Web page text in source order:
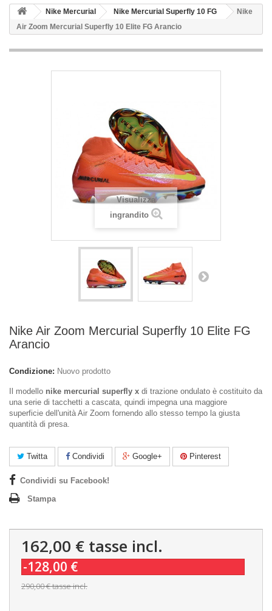
Nike Mercurial Nike Mercurial Superfly 10 FG
Nike
Air Zoom Mercurial Superfly 10 Elite FG Arancio
Visualizza
ingrandito
Nike Air Zoom Mercurial Superfly 10 Elite FG
Arancio
Condizione: Nuovo prodotto
Il modello nike mercurial superfly x di trazione ondulato è costituito da
una serie di tacchetti a cascata, quindi impegna una maggiore
superficie dell'unità Air Zoom fornendo allo stesso tempo la giusta
quantità di presa.
Twitta Condividi Google+ Pinterest
Condividi su Facebook!
Stampa
162,00 € tasse incl.
-128,00 €
290,00 €tasse incl.